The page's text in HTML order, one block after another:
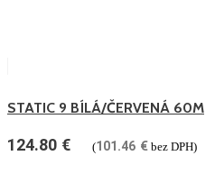
STATIC 9 BÍLÁ/ČERVENÁ 60M
124.80 € (101.46 € bez DPH)